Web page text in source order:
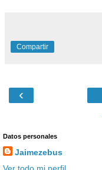
Compartir
‹
Datos personales
Jaimezebus